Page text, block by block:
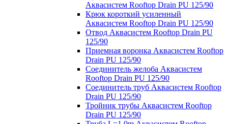
Аквасистем Rooftop Drain PU 125/90
Крюк короткий усиленный
Аквасистем Rooftop Drain PU 125/90
Отвод Аквасистем Rooftop Drain PU
125/90
Приемная воронка Аквасистем Rooftop
Drain PU 125/90
Соединитель желоба Аквасистем
Rooftop Drain PU 125/90
Соединитель труб Аквасистем Rooftop
Drain PU 125/90
Тройник трубы Аквасистем Rooftop
Drain PU 125/90